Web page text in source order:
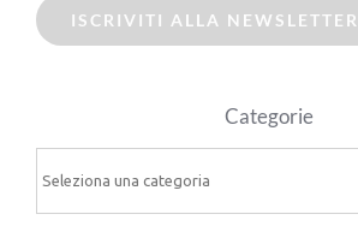
ISCRIVITI ALLA NEWSLETTER
Categorie